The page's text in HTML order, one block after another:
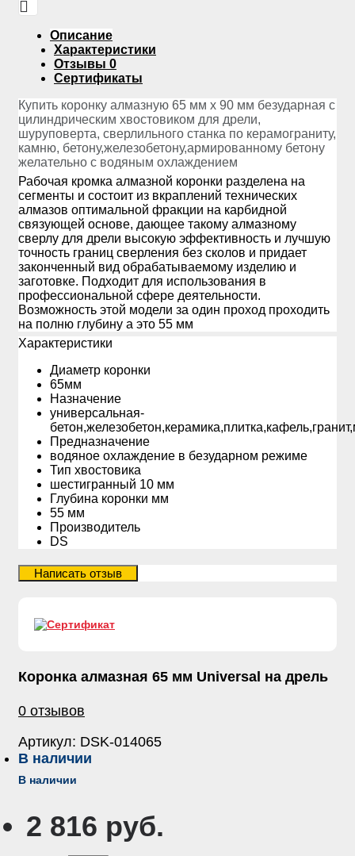
Описание
Характеристики
Отзывы 0
Сертификаты
Купить коронку алмазную 65 мм х 90 мм безударная с
цилиндрическим хвостовиком для дрели,
шуруповерта, сверлильного станка по керамограниту,
камню, бетону,железобетону,армированному бетону
желательно с водяным охлаждением
Рабочая кромка алмазной коронки разделена на
сегменты и состоит из вкраплений технических
алмазов оптимальной фракции на карбидной
связующей основе, дающее такому алмазному
сверлу для дрели высокую эффективность и лучшую
точность границ сверления без сколов и придает
законченный вид обрабатываемому изделию и
заготовке. Подходит для использования в
профессиональной сфере деятельности.
Возможность этой модели за один проход проходить
на полню глубину а это 55 мм
Xарактеристики
Диаметр коронки
65мм
Назначение
универсальная-
Предназначение
водяное охлаждение в безударном режиме
Тип хвостовика
шестигранный 10 мм
Глубина коронки мм
55 мм
Производитель
DS
Коронка алмазная 65 мм Universal на дрель
0 отзывов
Артикул: DSK-014065
В наличии
В наличии
2 816 руб.